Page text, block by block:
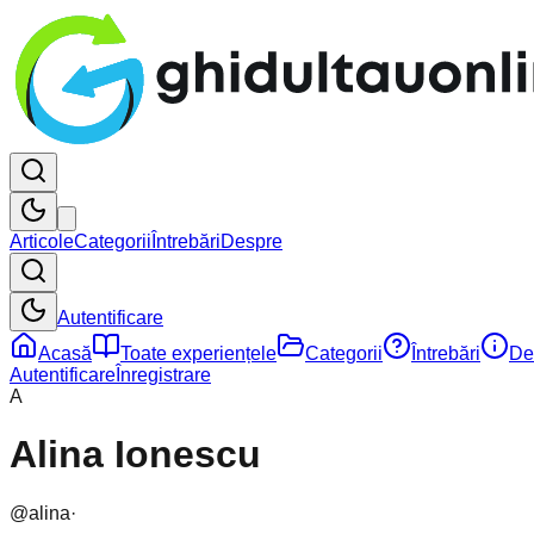
ArticoleCategorii ÎntrebăriDespre
Autentificare
Acasă
Toate experiențele Categorii Întrebări
Autentificare Înregistrare
A
Alina Ionescu
@alina·